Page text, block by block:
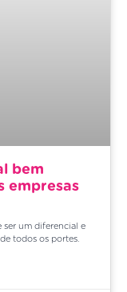
bem
empresas
ser um diferencial e
todos os portes.